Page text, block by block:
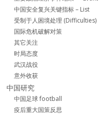
中国安全复兴关键指标 – List
受制于人困境处理 (Difficulties)
国际危机破解对策
其它关注
时局态度
武汉战役
意外收获
中国研究
中国足球 football
疫后重大国策反思